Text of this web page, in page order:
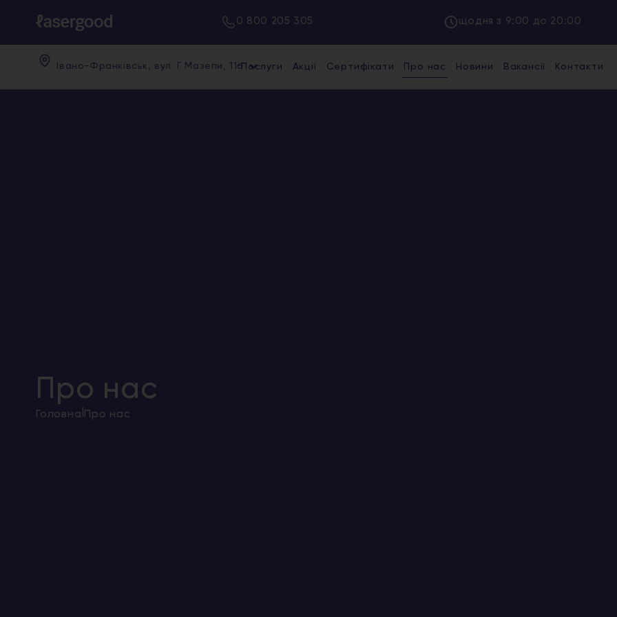
0 800 205 305 щодня з 9:00 до 20:00
Івано-Франківськ, вул. Г Мазепи, 11бПослуги Акції Сертифікати Про нас Новини Вакансії Контакти
Про нас
Головна Про нас